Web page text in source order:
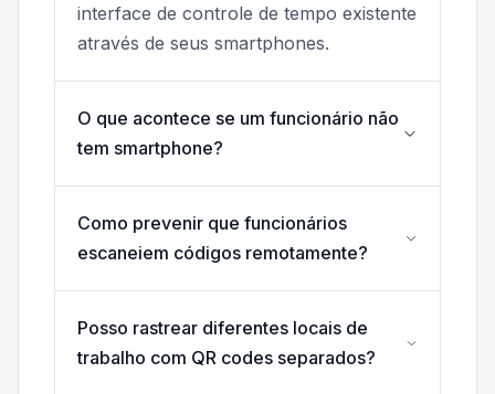
interface de controle de tempo existente
através de seus smartphones.
O que acontece se um funcionário não
tem smartphone?
Como prevenir que funcionários
escaneiem códigos remotamente?
Posso rastrear diferentes locais de
trabalho com QR codes separados?